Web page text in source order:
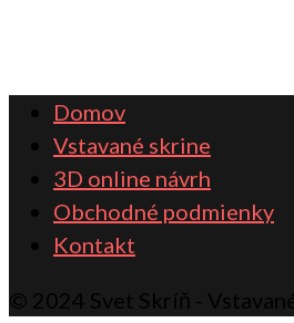
Domov
Vstavané skrine
3D online návrh
Obchodné podmienky
Kontakt
© 2024 Svet Skríň -